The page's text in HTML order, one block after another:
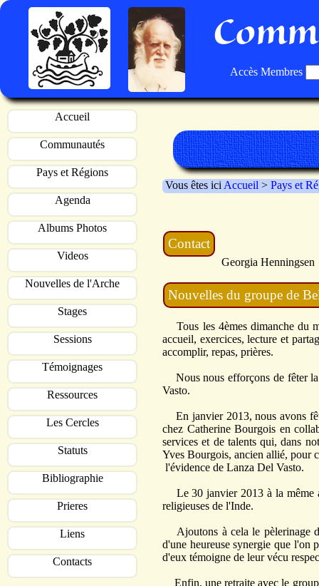
Accès Membres
Accueil
Communautés
Pays et Régions
Agenda
Albums Photos
Videos
Nouvelles de l'Arche
Stages
Sessions
Témoignages
Ressources
Les Cercles
Statuts
Bibliographie
Prieres
Liens
Contacts
Vous êtes ici Accueil > Pays et
Contact
Georgia
Nouvelles du groupe de
Tous les 4èmes dimanche du
accueil, exercices, lecture et
accomplir, repas, prières.
Nous nous efforçons de fêter la
Vasto.
En janvier 2013, nous avons
chez Catherine Bourgois en
services et de talents qui, dans
Yves Bourgois, ancien allié, pour
l'évidence de Lanza Del Vasto.
Le 30 janvier 2013 à la même
religieuses de l'Inde.
Ajoutons à cela le pèlerinage
d'une heureuse synergie que l'on
d'eux témoigne de leur vécu
Enfin, une retraite avec le